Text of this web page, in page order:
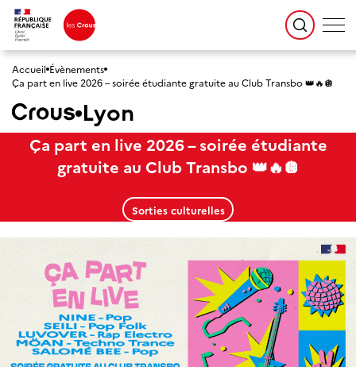
Accueil Évènements
Ça part en live 2026 – soirée étudiante gratuite au Club Transbo 👑🔥🪩
Lyon
Ça part en live 2026 – soirée étudiante
gratuite au Club Transbo 👑🔥🪩
Sorties culturelles